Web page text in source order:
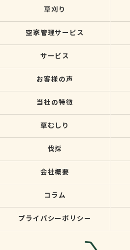
草刈り
空家管理サービス
サービス
お客様の声
当社の特徴
草むしり
伐採
会社概要
コラム
プライバシーポリシー